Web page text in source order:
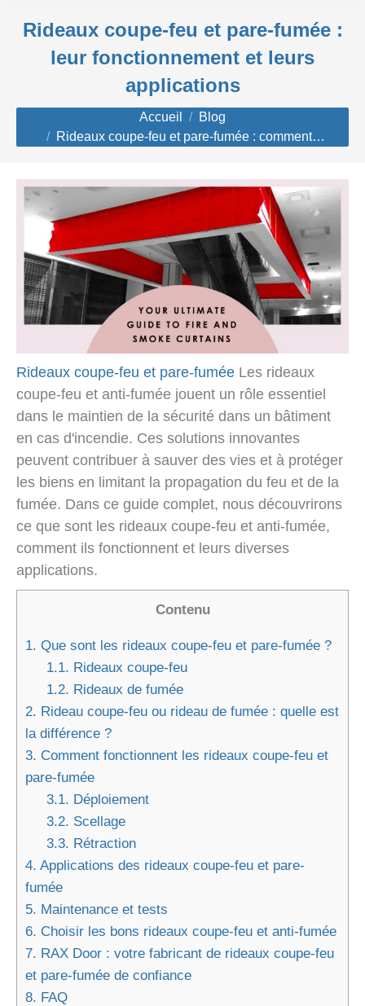
Rideaux coupe-feu et pare-fumée :
leur fonctionnement et leurs
applications
Vous êtes ici : Accueil
Blog
Rideaux coupe-feu et pare-fumée : comment…
Rideaux coupe-feu et pare-fumée Les rideaux
coupe-feu et anti-fumée jouent un rôle essentiel
dans le maintien de la sécurité dans un bâtiment
en cas d'incendie. Ces solutions innovantes
peuvent contribuer à sauver des vies et à protéger
les biens en limitant la propagation du feu et de la
fumée. Dans ce guide complet, nous découvrirons
ce que sont les rideaux coupe-feu et anti-fumée,
comment ils fonctionnent et leurs diverses
applications.
Contenu
1. Que sont les rideaux coupe-feu et pare-fumée ?
1.1. Rideaux coupe-feu
1.2. Rideaux de fumée
2. Rideau coupe-feu ou rideau de fumée : quelle est
la différence ?
3. Comment fonctionnent les rideaux coupe-feu et
pare-fumée
3.1. Déploiement
3.2. Scellage
3.3. Rétraction
4. Applications des rideaux coupe-feu et pare-
fumée
5. Maintenance et tests
6. Choisir les bons rideaux coupe-feu et anti-fumée
7. RAX Door : votre fabricant de rideaux coupe-feu
et pare-fumée de confiance
8. FAQ